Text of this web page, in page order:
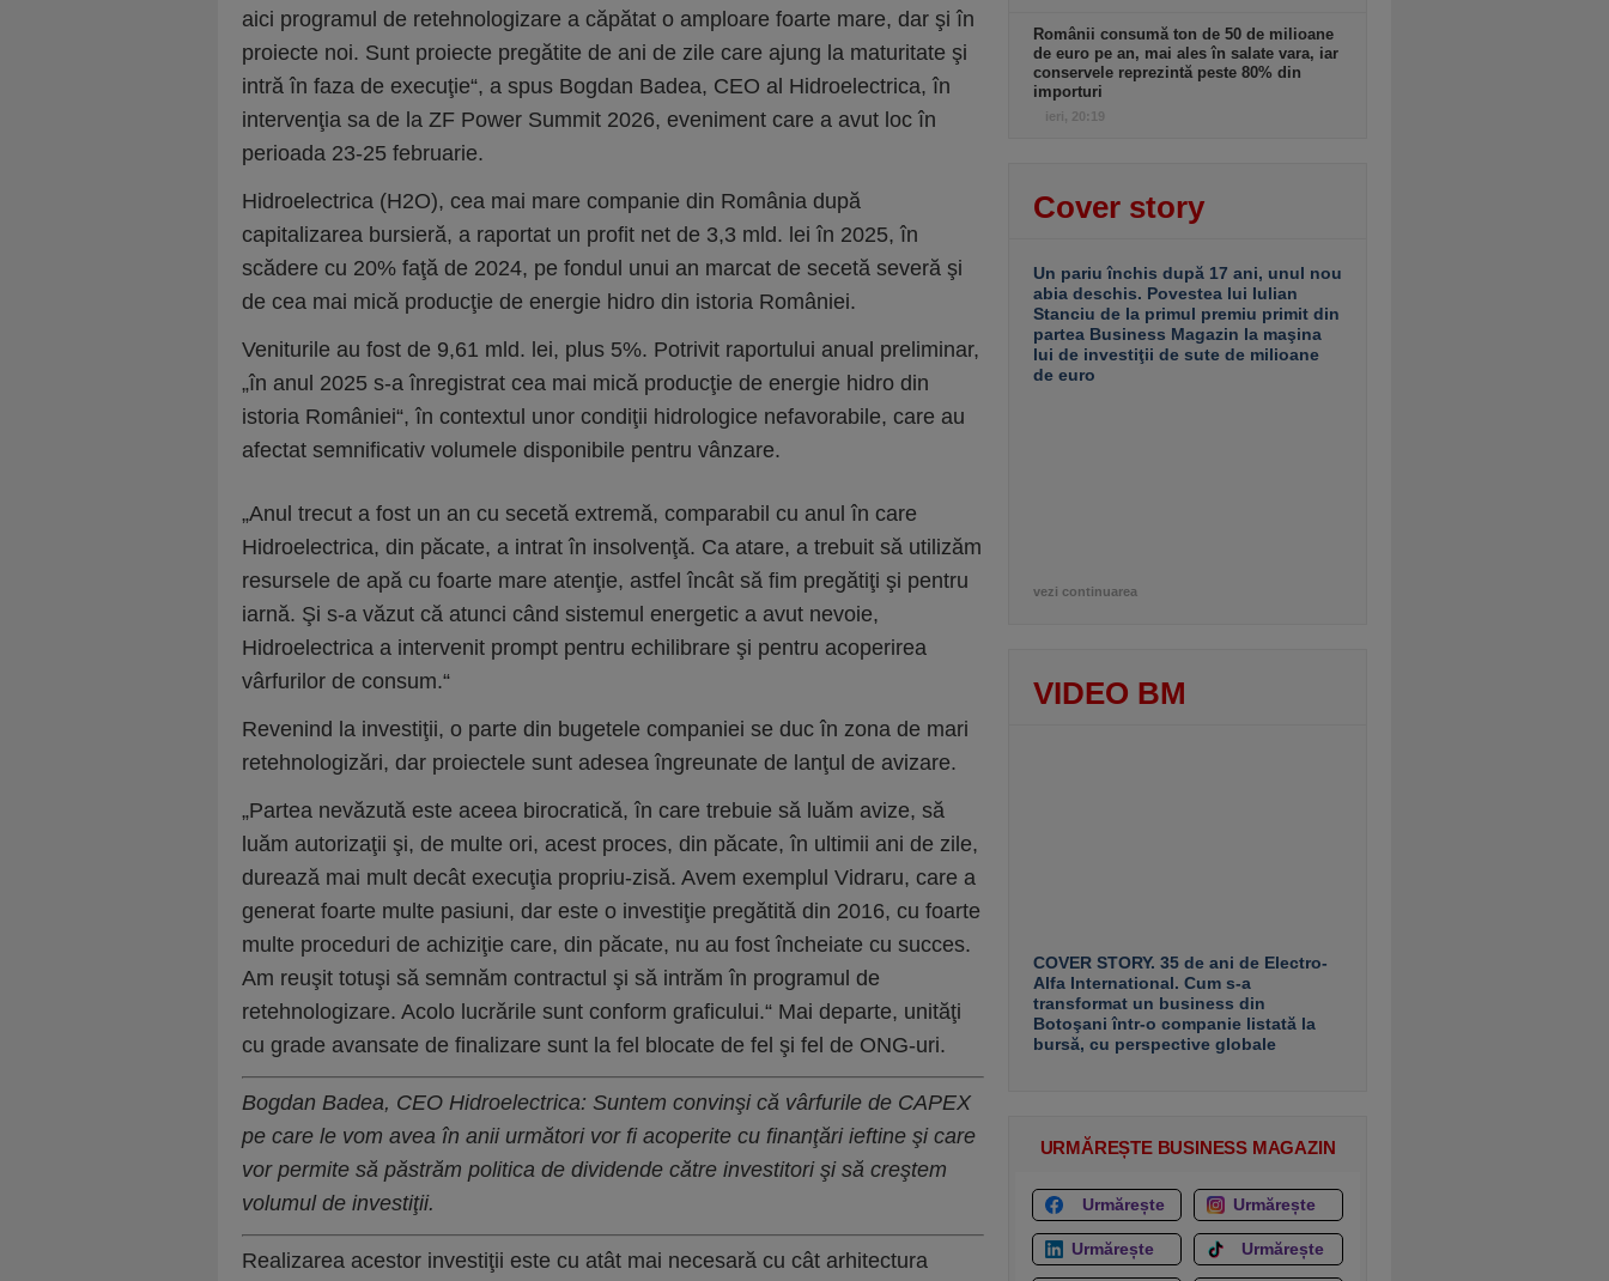
aici programul de retehnologizare a căpătat o amploare foarte mare, dar şi în
proiecte noi. Sunt proiecte pregătite de ani de zile care ajung la maturitate şi
intră în faza de execuţie“, a spus Bogdan Badea, CEO al Hidroelectrica, în
intervenţia sa de la ZF Power Summit 2026, eveniment care a avut loc în
perioada 23-25 februarie.
Hidroelectrica (H2O), cea mai mare companie din România după
capitalizarea bursieră, a raportat un profit net de 3,3 mld. lei în 2025, în
scădere cu 20% faţă de 2024, pe fondul unui an marcat de secetă severă şi
de cea mai mică producţie de energie hidro din istoria României.
Veniturile au fost de 9,61 mld. lei, plus 5%. Potrivit raportului anual preliminar,
„în anul 2025 s-a înregistrat cea mai mică producţie de energie hidro din
istoria României“, în contextul unor condiţii hidrologice nefavorabile, care au
afectat semnificativ volumele disponibile pentru vânzare.
„Anul trecut a fost un an cu secetă extremă, comparabil cu anul în care
Hidroelectrica, din păcate, a intrat în insolvenţă. Ca atare, a trebuit să utilizăm
resursele de apă cu foarte mare atenţie, astfel încât să fim pregătiţi şi pentru
iarnă. Şi s-a văzut că atunci când sistemul energetic a avut nevoie,
Hidroelectrica a intervenit prompt pentru echilibrare şi pentru acoperirea
vârfurilor de consum.“
Revenind la investiţii, o parte din bugetele companiei se duc în zona de mari
retehnologizări, dar proiectele sunt adesea îngreunate de lanţul de avizare.
„Partea nevăzută este aceea birocratică, în care trebuie să luăm avize, să
luăm autorizaţii şi, de multe ori, acest proces, din păcate, în ultimii ani de zile,
durează mai mult decât execuţia propriu-zisă. Avem exemplul Vidraru, care a
generat foarte multe pasiuni, dar este o investiţie pregătită din 2016, cu foarte
multe proceduri de achiziţie care, din păcate, nu au fost încheiate cu succes.
Am reuşit totuşi să semnăm contractul şi să intrăm în programul de
retehnologizare. Acolo lucrările sunt conform graficului.“ Mai departe, unităţi
cu grade avansate de finalizare sunt la fel blocate de fel şi fel de ONG-uri.
Bogdan Badea, CEO Hidroelectrica: Suntem convinşi că vârfurile de CAPEX
pe care le vom avea în anii următori vor fi acoperite cu finanţări ieftine şi care
vor permite să păstrăm politica de dividende către investitori şi să creştem
volumul de investiţii.
Realizarea acestor investiţii este cu atât mai necesară cu cât arhitectura
Românii consumă ton de 50 de milioane
de euro pe an, mai ales în salate vara, iar
conservele reprezintă peste 80% din
importuri
ieri, 20:19
Cover story
Un pariu închis după 17 ani, unul nou
abia deschis. Povestea lui Iulian
Stanciu de la primul premiu primit din
partea Business Magazin la maşina
lui de investiţii de sute de milioane
de euro
vezi continuarea
VIDEO BM
COVER STORY. 35 de ani de Electro-
Alfa International. Cum s-a
transformat un business din
Botoşani într-o companie listată la
bursă, cu perspective globale
URMĂREȘTE BUSINESS MAGAZIN
Urmărește Urmărește
Urmărește Urmărește